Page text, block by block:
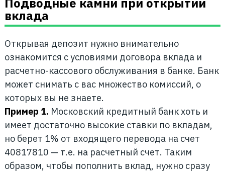
вклада
Открывая депозит нужно внимательно
ознакомится с условиями договора вклада и
расчетно-кассового обслуживания в банке. Банк
может снимать с вас множество комиссий, о
которых вы не знаете.
Пример 1. Московский кредитный банк хоть и
имеет достаточно высокие ставки по вкладам,
но берет 1% от входящего перевода на счет
40817810 — т.е. на расчетный счет. Таким
образом, чтобы пополнить вклад, нужно сразу